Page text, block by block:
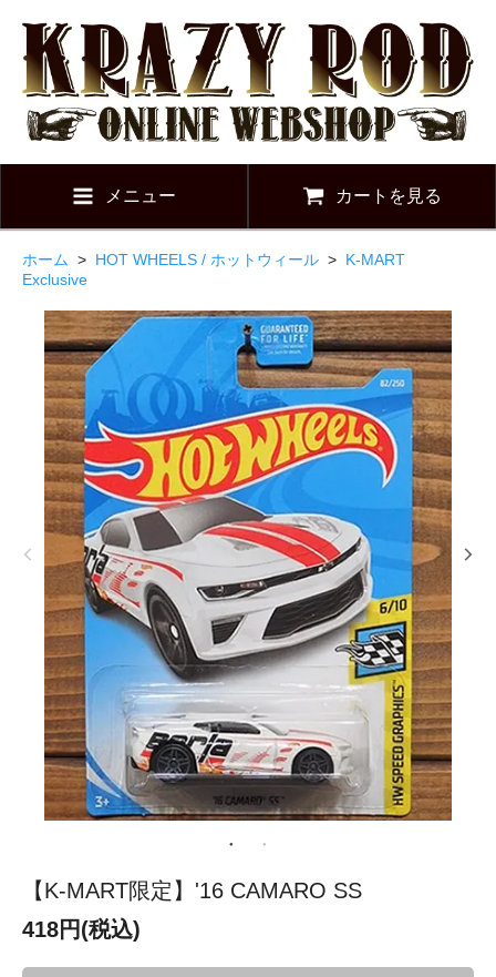
メニュー カートを見る
ホーム > HOT WHEELS / ホットウィール > K-MART
Exclusive
【K-MART限定】'16 CAMARO SS
418円(税込)